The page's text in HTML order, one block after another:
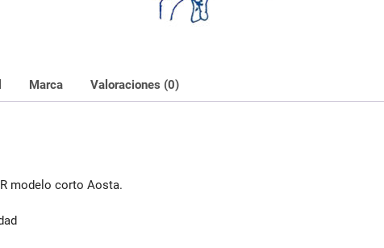
transparente
cantidad
Marca Valoraciones (0)
modelo corto Aosta.